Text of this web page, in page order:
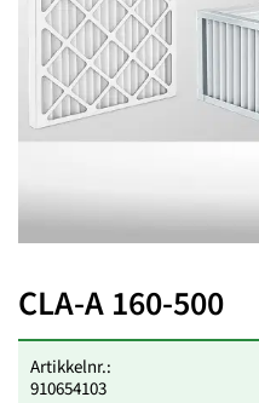
CLA-A 160-500
Artikkelnr.:
910654103